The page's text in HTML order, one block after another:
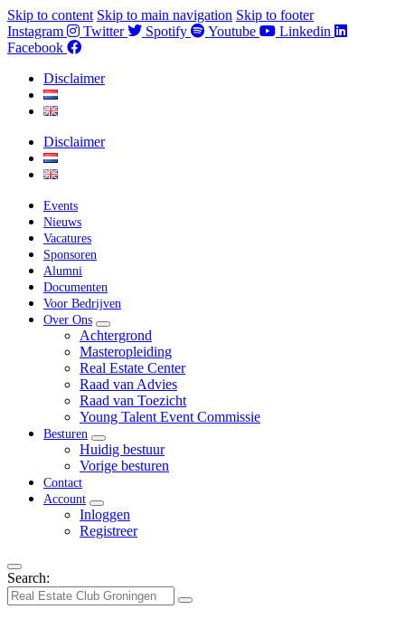
Skip to content Skip to main navigation Skip to footer
Instagram
Twitter Spotify Youtube
Linkedin
Facebook
Disclaimer
Disclaimer
Events
Nieuws
Vacatures
Sponsoren
Alumni
Documenten
Voor Bedrijven
Over Ons
Achtergrond
Masteropleiding
Real Estate Center
Raad van Advies
Raad van Toezicht
Young Talent Event Commissie
Besturen
Huidig bestuur
Vorige besturen
Contact
Account
Inloggen
Registreer
Search: